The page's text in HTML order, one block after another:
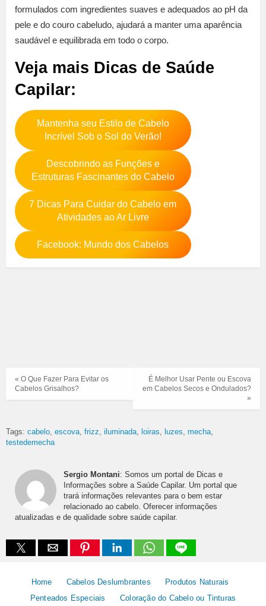
formulados com ingredientes suaves e adequados ao pH da
pele e do couro cabeludo, ajudará a manter uma aparência
saudável e equilibrada em todo o corpo.
Veja mais Dicas de Saúde
Capilar:
Mantenha seu Estilo de Cabelo
Incrível Sob o Sol do Verão!
Descobrindo as Funções e
Estruturas Fascinantes do Cabelo
7 Dicas Para Cuidar do Cabelo em
Atividades ao Ar Livre
Facebook: Mundo dos Cabelos
É Melhor Usar Pente ou Escova
em Cabelos Secos e Ondulados?
»
« O Que Fazer Para Evitar os
Cabelos Grisalhos?
Tags: cabelo escova frizz iluminada loiras luzes mecha
testedemecha
Sergio Montani: Somos um portal de Dicas e
Informações sobre a Saúde Capilar. Um portal que
trará informações relevantes para o bem estar
relacionado ao cabelo. Oferecer informações
atualizadas e de qualidade sobre saúde capilar.
Home Cabelos Deslumbrantes
Produtos Naturais
Penteados Especiais
Coloração do Cabelo ou Tinturas